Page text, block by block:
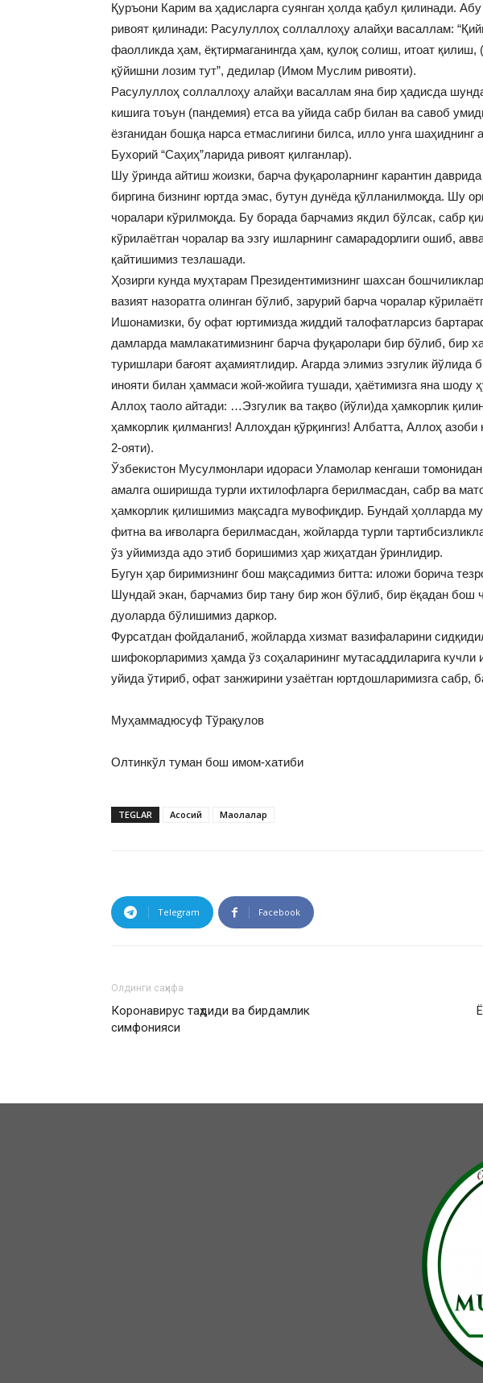
Қуръони Карим ва ҳадисларга суянган ҳолда қабул қилинади.
ривоят қилинади: Расулуллоҳ соллаллоҳу алайҳи васаллам:
фаолликда ҳам, ёқтирмаганингда ҳам, қулоқ солиш, итоат қилиш,
қўйишни лозим тут”, дедилар (Имом Муслим ривояти).
Расулуллоҳ соллаллоҳу алайҳи васаллам яна бир ҳадисда
кишига тоъун (пандемия) етса ва уйида сабр билан ва савоб
ёзганидан бошқа нарса етмаслигини билса, илло унга
Бухорий “Саҳиҳ”ларида ривоят қилганлар).
Шу ўринда айтиш жоизки, барча фуқароларнинг карантин
биргина бизнинг юртда эмас, бутун дунёда қўлланилмоқда. Шу
чоралари кўрилмоқда. Бу борада барчамиз якдил бўлсак, сабр
кўрилаётган чоралар ва эзгу ишларнинг самарадорлиги ошиб,
қайтишимиз тезлашади.
Ҳозирги кунда муҳтарам Президентимизнинг шахсан
вазият назоратга олинган бўлиб, зарурий барча чоралар
Ишонамизки, бу офат юртимизда жиддий талофатларсиз
дамларда мамлакатимизнинг барча фуқаролари бир бўлиб, бир
туришлари бағоят аҳамиятлидир. Агарда элимиз эзгулик йўлида
инояти билан ҳаммаси жой-жойига тушади, ҳаётимизга яна шоду
Аллоҳ таоло айтади: …Эзгулик ва тақво (йўли)да ҳамкорлик
ҳамкорлик қилмангиз! Аллоҳдан қўрқингиз! Албатта, Аллоҳ
2-ояти).
Ўзбекистон Мусулмонлари идораси Уламолар кенгаши
амалга оширишда турли ихтилофларга берилмасдан, сабр ва
ҳамкорлик қилишимиз мақсадга мувофиқдир. Бундай ҳолларда
фитна ва иғволарга берилмасдан, жойларда турли
ўз уйимизда адо этиб боришимиз ҳар жиҳатдан ўринлидир.
Бугун ҳар биримизнинг бош мақсадимиз битта: иложи борича
Шундай экан, барчамиз бир тану бир жон бўлиб, бир ёқадан бош
дуоларда бўлишимиз даркор.
Фурсатдан фойдаланиб, жойларда хизмат вазифаларини
шифокорларимиз ҳамда ўз соҳаларининг мутасаддиларига кучли
уйида ўтириб, офат занжирини узаётган юртдошларимизга сабр,
Муҳаммадюсуф Тўрақулов
Олтинкўл туман бош имом-хатиби
TEGLAR Асосий Мақолалар
Telegram Facebook
Олдинги саҳифа
Коронавирус таҳдиди ва бирдамлик
симфонияси